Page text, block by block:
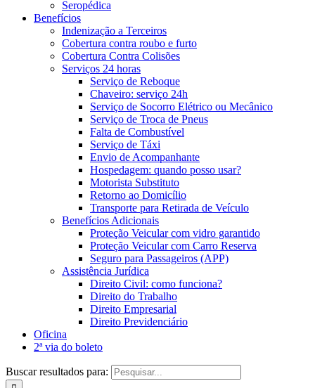
Seropédica
Benefícios
Indenização a Terceiros
Cobertura contra roubo e furto
Cobertura Contra Colisões
Serviços 24 horas
Serviço de Reboque
Chaveiro: serviço 24h
Serviço de Socorro Elétrico ou Mecânico
Serviço de Troca de Pneus
Falta de Combustível
Serviço de Táxi
Envio de Acompanhante
Hospedagem: quando posso usar?
Motorista Substituto
Retorno ao Domicílio
Transporte para Retirada de Veículo
Benefícios Adicionais
Proteção Veicular com vidro garantido
Proteção Veicular com Carro Reserva
Seguro para Passageiros (APP)
Assistência Jurídica
Direito Civil: como funciona?
Direito do Trabalho
Direito Empresarial
Direito Previdenciário
Oficina
2ª via do boleto
Buscar resultados para: